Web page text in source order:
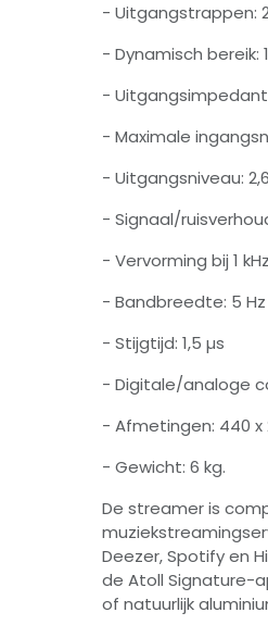
- Uitgangstrappen:
- Dynamisch bereik:
-
- Maximale
- Uitgangsniveau:
- Signaal/
- Vervorming bij 1
- Bandbreedte: 5 Hz
- Stijgtijd: 1,5 µs
- Digitale/analoge
- Afmetingen: 440 x
- Gewicht: 6 kg.
De streamer is
Deezer, Spotify en
de Atoll Signature-
of natuurlijk